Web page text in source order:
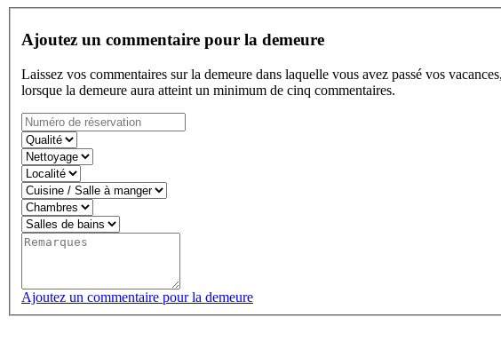
Ajoutez un commentaire pour la demeure
Laissez vos commentaires sur la demeure dans laquelle vous avez passé vos
lorsque la demeure aura atteint un minimum de cinq commentaires.
Ajoutez un commentaire pour la demeure